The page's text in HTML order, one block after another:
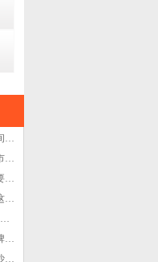
长沙发光字适配不同室内商业空间的秘诀
2026长沙企业文化墙设计制作的市场价格将是多少？
长沙千层镜灯箱收到价格后一定要注意这 3 点
长沙年轻化企业文化墙设计创意这么做就对了
5款好用的材质方案搭配出高品质企业文化墙
网红圆管灯箱，长沙定制引流招牌新潮流
如何定制夜市摆摊车发光字，长沙餐车广告招牌设计制作？